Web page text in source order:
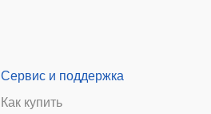
Сервис и поддержка
Как купить